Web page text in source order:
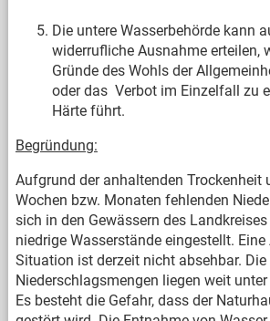
Die untere Wasserbehörde kann
widerrufliche Ausnahme erteilen,
Gründe des Wohls der
oder das Verbot im Einzelfall zu
Härte führt.
Begründung:
Aufgrund der anhaltenden Trockenheit
Wochen bzw. Monaten fehlenden
sich in den Gewässern des
niedrige Wasserstände eingestellt.
Situation ist derzeit nicht absehbar.
Niederschlagsmengen liegen weit
Es besteht die Gefahr, dass der